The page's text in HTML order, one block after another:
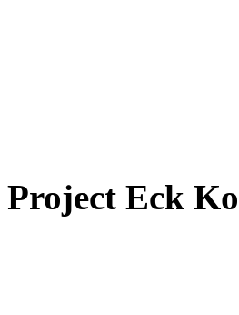
Project Eck